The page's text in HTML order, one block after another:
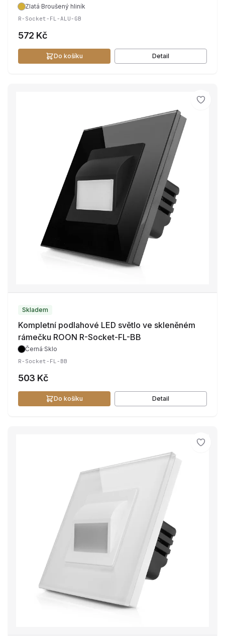
Zlatá·Broušený hliník
R-Socket-FL-ALU-GB
572 Kč
Do košíku Detail
Skladem
Kompletní podlahové LED světlo ve skleněném
rámečku ROON R-Socket-FL-BB
Černá·Sklo
R-Socket-FL-BB
503 Kč
Do košíku Detail